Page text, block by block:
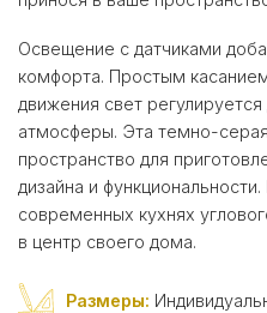
Освещение с датчиками
комфорта. Простым
движения свет
атмосферы. Эта темно-
пространство для
дизайна и
современных кухнях
в центр своего дома.
Размеры: